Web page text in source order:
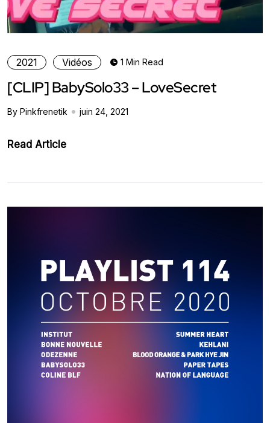
2021 Vidéos 1 Min Read
[CLIP] BabySolo33 – LoveSecret
By Pinkfrenetik juin 24, 2021
Read Article